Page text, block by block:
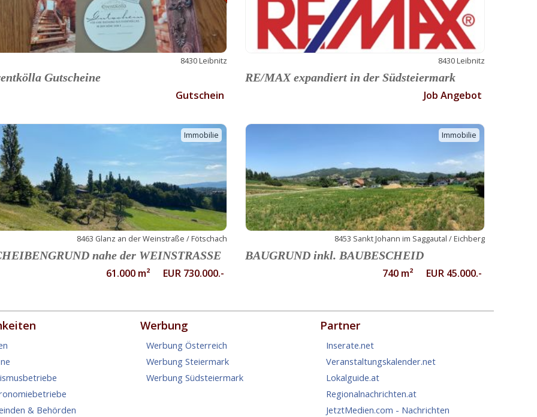
8430 Leibnitz
Gutscheine
Gutschein
8430 Leibnitz
RE/MAX expandiert in der Südsteiermark
Job Angebot
Immobilie
8463 Glanz an der Weinstraße / Fötschach
nahe der WEINSTRASSE
61.000 m² EUR 730.000.-
Immobilie
8453 Sankt Johann im Saggautal / Eichberg
BAUGRUND inkl. BAUBESCHEID
740 m² EUR 45.000.-
& Behörden
Werbung
Werbung Österreich
Werbung Steiermark
Werbung Südsteiermark
Partner
Inserate.net
Veranstaltungskalender.net
Lokalguide.at
Regionalnachrichten.at
JetztMedien.com - Nachrichten